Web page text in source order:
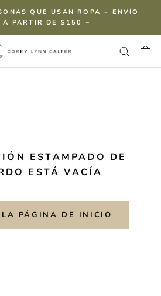
QUE USAN ROPA ~ ENVÍO
A PARTIR DE $150 ~
ESTAMPADO DE
ESTÁ VACÍA
LA PÁGINA DE INICIO